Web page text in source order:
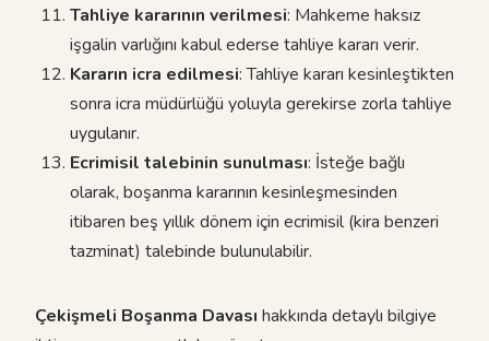
Tahliye kararının verilmesi: Mahkeme haksız
işgalin varlığını kabul ederse tahliye kararı verir.
Kararın icra edilmesi: Tahliye kararı kesinleştikten
sonra icra müdürlüğü yoluyla gerekirse zorla tahliye
uygulanır.
Ecrimisil talebinin sunulması: İsteğe bağlı
olarak, boşanma kararının kesinleşmesinden
itibaren beş yıllık dönem için ecrimisil (kira benzeri
tazminat) talebinde bulunulabilir.
Çekişmeli Boşanma Davası hakkında detaylı bilgiye